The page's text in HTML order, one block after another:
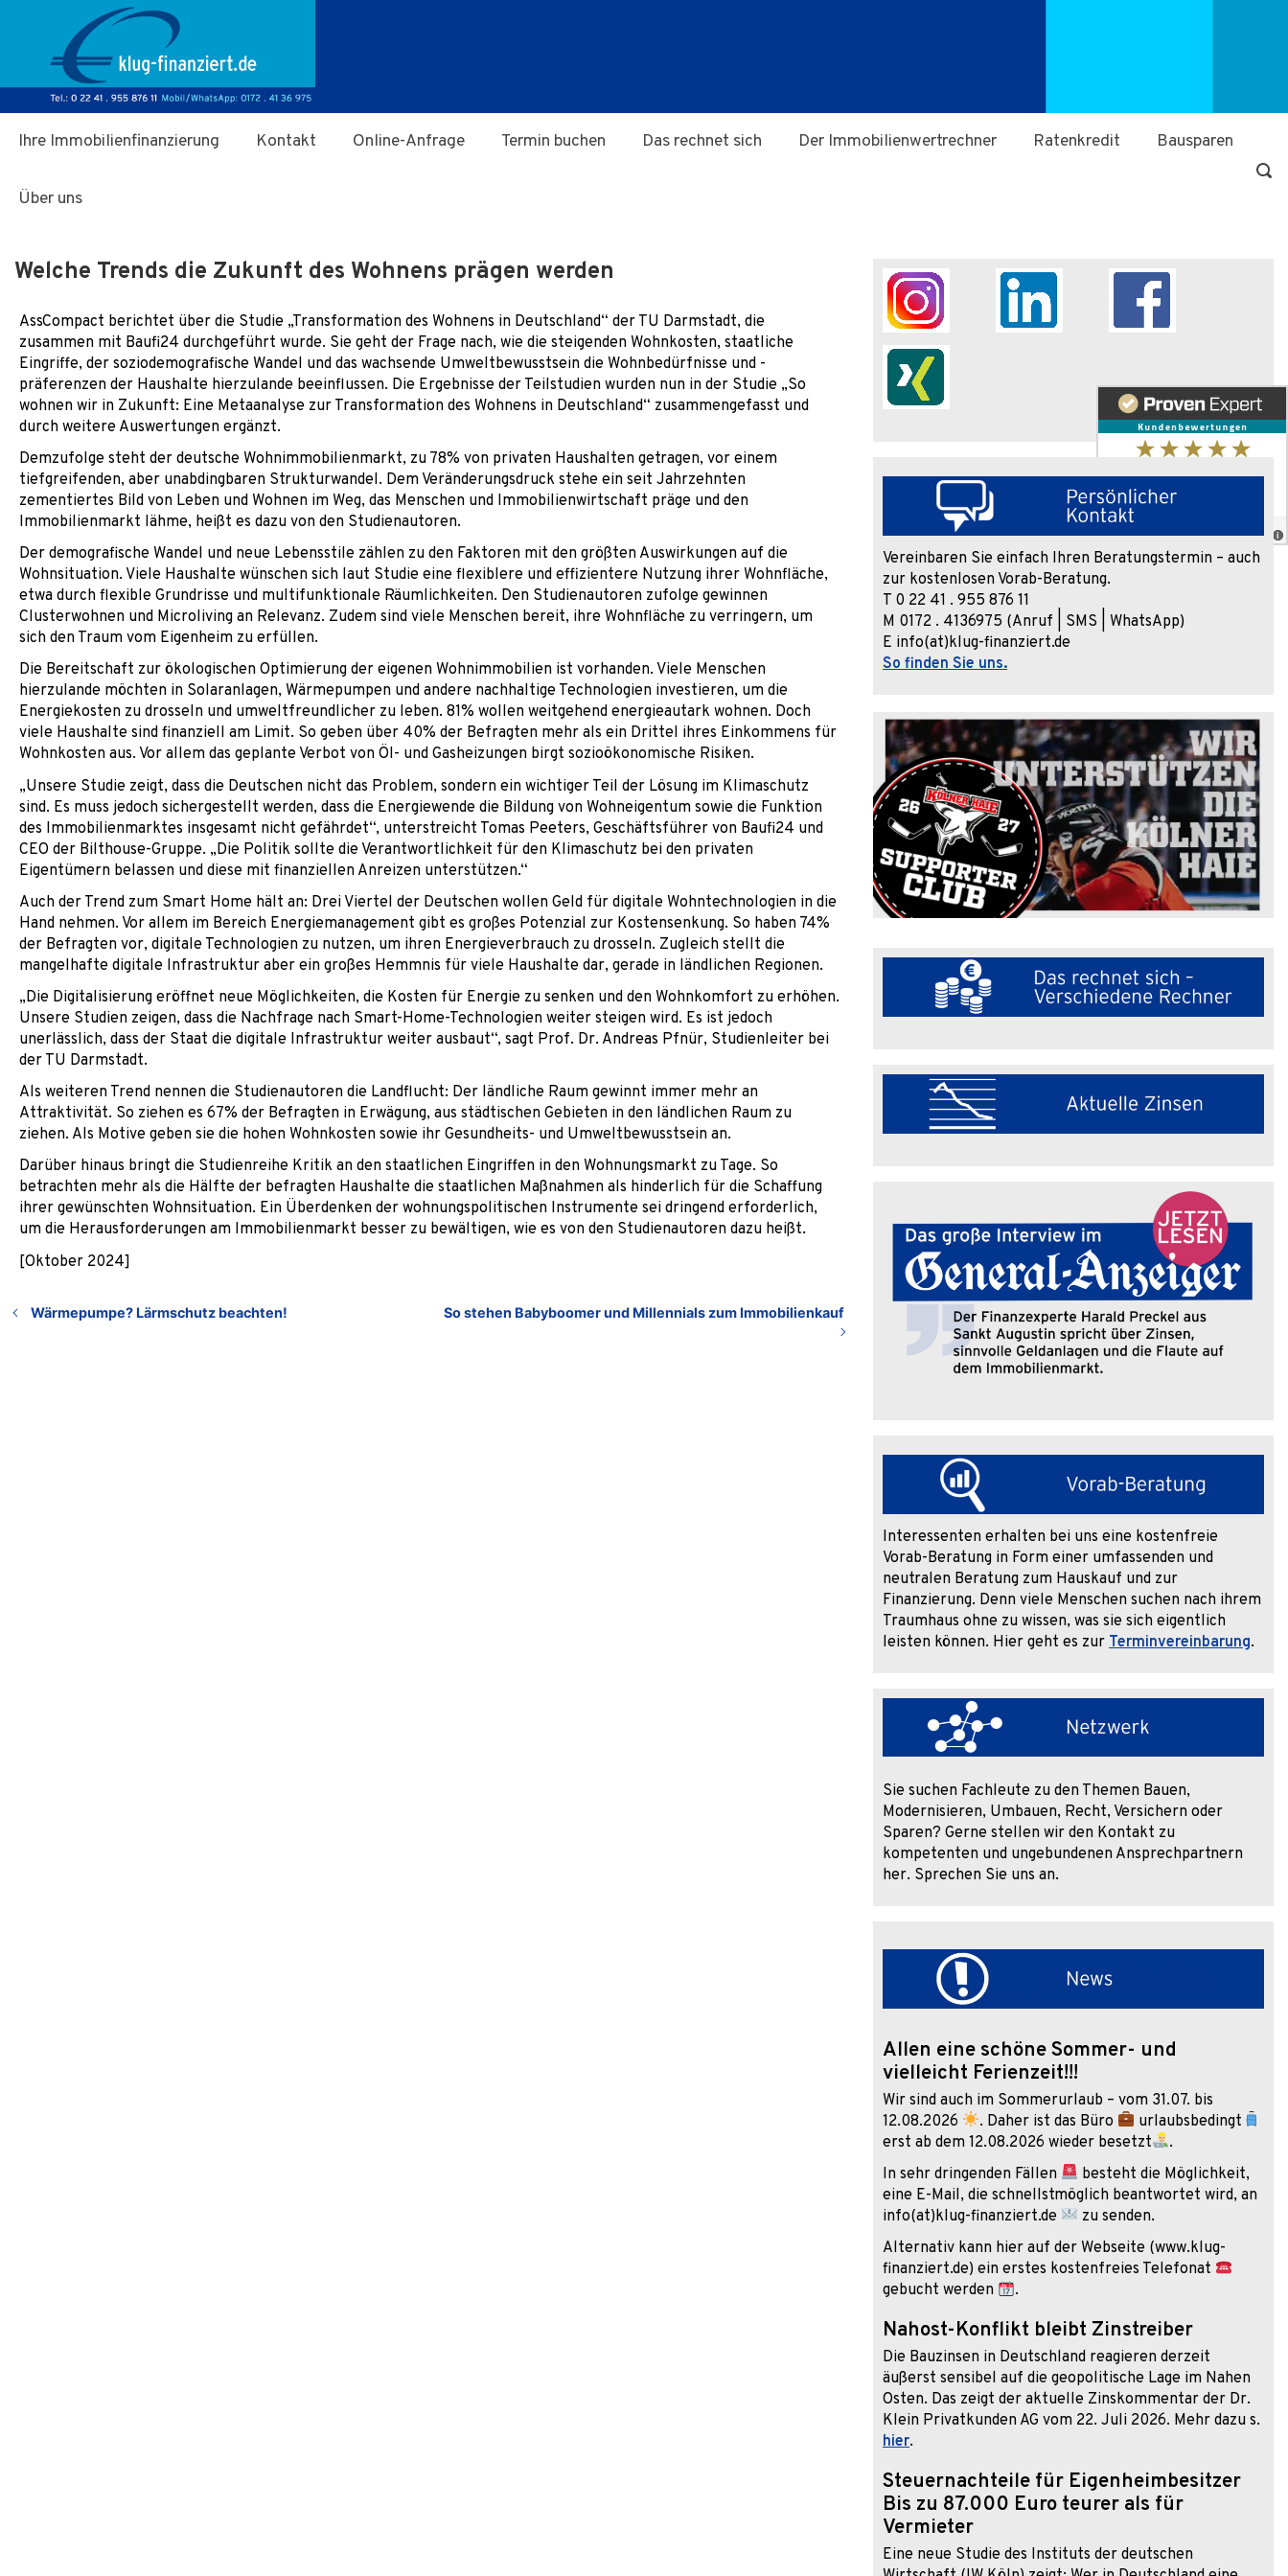
Zum Hauptinhalt springen
Ihre Immobilienfinanzierung Kontakt Online-Anfrage Termin buchen Das rechnet sich Der Immobilienwertrechner Ratenkredit Bausparen
Über uns
Welche Trends die Zukunft des Wohnens prägen werden
AssCompact berichtet über die Studie „Transformation des Wohnens in Deutschland“ der TU Darmstadt, die
zusammen mit Baufi24 durchgeführt wurde. Sie geht der Frage nach, wie die steigenden Wohnkosten, staatliche
Eingriffe, der soziodemografische Wandel und das wachsende Umweltbewusstsein die Wohnbedürfnisse und -
präferenzen der Haushalte hierzulande beeinflussen. Die Ergebnisse der Teilstudien wurden nun in der Studie „So
wohnen wir in Zukunft: Eine Metaanalyse zur Transformation des Wohnens in Deutschland“ zusammengefasst und
durch weitere Auswertungen ergänzt.
Demzufolge steht der deutsche Wohnimmobilienmarkt, zu 78% von privaten Haushalten getragen, vor einem
tiefgreifenden, aber unabdingbaren Strukturwandel. Dem Veränderungsdruck stehe ein seit Jahrzehnten
zementiertes Bild von Leben und Wohnen im Weg, das Menschen und Immobilienwirtschaft präge und den
Immobilienmarkt lähme, heißt es dazu von den Studienautoren.
Der demografische Wandel und neue Lebensstile zählen zu den Faktoren mit den größten Auswirkungen auf die
Wohnsituation. Viele Haushalte wünschen sich laut Studie eine flexiblere und effizientere Nutzung ihrer Wohnfläche,
etwa durch flexible Grundrisse und multifunktionale Räumlichkeiten. Den Studienautoren zufolge gewinnen
Clusterwohnen und Microliving an Relevanz. Zudem sind viele Menschen bereit, ihre Wohnfläche zu verringern, um
sich den Traum vom Eigenheim zu erfüllen.
Die Bereitschaft zur ökologischen Optimierung der eigenen Wohnimmobilien ist vorhanden. Viele Menschen
hierzulande möchten in Solaranlagen, Wärmepumpen und andere nachhaltige Technologien investieren, um die
Energiekosten zu drosseln und umweltfreundlicher zu leben. 81% wollen weitgehend energieautark wohnen. Doch
viele Haushalte sind finanziell am Limit. So geben über 40% der Befragten mehr als ein Drittel ihres Einkommens für
Wohnkosten aus. Vor allem das geplante Verbot von Öl- und Gasheizungen birgt sozioökonomische Risiken.
„Unsere Studie zeigt, dass die Deutschen nicht das Problem, sondern ein wichtiger Teil der Lösung im Klimaschutz
sind. Es muss jedoch sichergestellt werden, dass die Energiewende die Bildung von Wohneigentum sowie die Funktion
des Immobilienmarktes insgesamt nicht gefährdet“, unterstreicht Tomas Peeters, Geschäftsführer von Baufi24 und
CEO der Bilthouse-Gruppe. „Die Politik sollte die Verantwortlichkeit für den Klimaschutz bei den privaten
Eigentümern belassen und diese mit finanziellen Anreizen unterstützen.“
Auch der Trend zum Smart Home hält an: Drei Viertel der Deutschen wollen Geld für digitale Wohntechnologien in die
Hand nehmen. Vor allem im Bereich Energiemanagement gibt es großes Potenzial zur Kostensenkung. So haben 74%
der Befragten vor, digitale Technologien zu nutzen, um ihren Energieverbrauch zu drosseln. Zugleich stellt die
mangelhafte digitale Infrastruktur aber ein großes Hemmnis für viele Haushalte dar, gerade in ländlichen Regionen.
„Die Digitalisierung eröffnet neue Möglichkeiten, die Kosten für Energie zu senken und den Wohnkomfort zu erhöhen.
Unsere Studien zeigen, dass die Nachfrage nach Smart-Home-Technologien weiter steigen wird. Es ist jedoch
unerlässlich, dass der Staat die digitale Infrastruktur weiter ausbaut“, sagt Prof. Dr. Andreas Pfnür, Studienleiter bei
der TU Darmstadt.
Als weiteren Trend nennen die Studienautoren die Landflucht: Der ländliche Raum gewinnt immer mehr an
Attraktivität. So ziehen es 67% der Befragten in Erwägung, aus städtischen Gebieten in den ländlichen Raum zu
ziehen. Als Motive geben sie die hohen Wohnkosten sowie ihr Gesundheits- und Umweltbewusstsein an.
Darüber hinaus bringt die Studienreihe Kritik an den staatlichen Eingriffen in den Wohnungsmarkt zu Tage. So
betrachten mehr als die Hälfte der befragten Haushalte die staatlichen Maßnahmen als hinderlich für die Schaffung
ihrer gewünschten Wohnsituation. Ein Überdenken der wohnungspolitischen Instrumente sei dringend erforderlich,
um die Herausforderungen am Immobilienmarkt besser zu bewältigen, wie es von den Studienautoren dazu heißt.
[Oktober 2024]
Wärmepumpe? Lärmschutz beachten! So stehen Babyboomer und Millennials zum Immobilienkauf
Vereinbaren Sie einfach Ihren Beratungstermin – auch
zur kostenlosen Vorab-Beratung.
T 0 22 41 . 955 876 11
M 0172 . 4136975 (Anruf | SMS | WhatsApp)
E info(at)klug-finanziert.de
So finden Sie uns.
Interessenten erhalten bei uns eine kostenfreie
Vorab-Beratung in Form einer umfassenden und
neutralen Beratung zum Hauskauf und zur
Finanzierung. Denn viele Menschen suchen nach ihrem
Traumhaus ohne zu wissen, was sie sich eigentlich
leisten können. Hier geht es zur Terminvereinbarung.
Sie suchen Fachleute zu den Themen Bauen,
Modernisieren, Umbauen, Recht, Versichern oder
Sparen? Gerne stellen wir den Kontakt zu
kompetenten und ungebundenen Ansprechpartnern
her. Sprechen Sie uns an.
Allen eine schöne Sommer- und
vielleicht Ferienzeit!!!
Wir sind auch im Sommerurlaub – vom 31.07. bis
12.08.2026
. Daher ist das Büro
urlaubsbedingt
erst ab dem 12.08.2026 wieder besetzt
.
In sehr dringenden Fällen
besteht die Möglichkeit,
eine E-Mail, die schnellstmöglich beantwortet wird, an
info(at)klug-finanziert.de
zu senden.
Alternativ kann hier auf der Webseite (www.klug-
finanziert.de) ein erstes kostenfreies Telefonat
gebucht werden
.
Nahost-Konflikt bleibt Zinstreiber
Die Bauzinsen in Deutschland reagieren derzeit
äußerst sensibel auf die geopolitische Lage im Nahen
Osten. Das zeigt der aktuelle Zinskommentar der Dr.
Klein Privatkunden AG vom 22. Juli 2026. Mehr dazu s.
hier.
Steuernachteile für Eigenheimbesitzer
Bis zu 87.000 Euro teurer als für
Vermieter
Eine neue Studie des Instituts der deutschen